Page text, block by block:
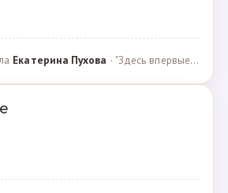
Екатерина Пухова · "Здесь впервые поверили в моего сына и подарили над… · 09.09.2019